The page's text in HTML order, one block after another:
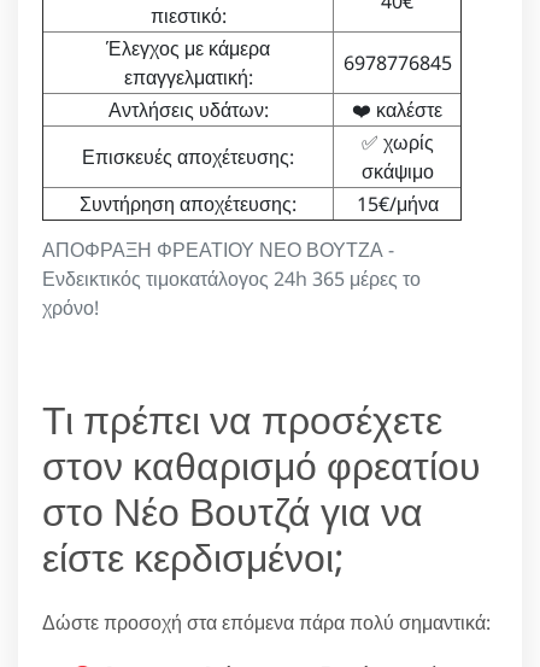
ΑΠΟΦΡΑΞΗ ΦΡΕΑΤΙΟΥ ΝΕΟ ΒΟΥΤΖΑ -
Ενδεικτικός τιμοκατάλογος 24h 365 μέρες το
χρόνο!
πιεστικό:
Έλεγχος με κάμερα
επαγγελματική:
6978776845
Αντλήσεις υδάτων:
❤️ καλέστε
Επισκευές αποχέτευσης:
✅ χωρίς
σκάψιμο
Συντήρηση αποχέτευσης:
15€/μήνα
Τι πρέπει να προσέχετε
στον καθαρισμό φρεατίου
στο Νέο Βουτζά για να
είστε κερδισμένοι;
Δώστε προσοχή στα επόμενα πάρα πολύ σημαντικά: